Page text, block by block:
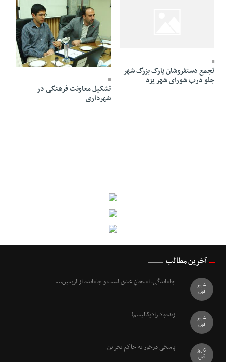
تجمع دستفروشان پارک بزرگ شهر
جلو درب شورای شهر یزد
11 Mordad 1394 - 23:56
تشکیل معاونت فرهنگی در
شهرداری
آخرین مطالب
جاماندگی، امتحانِ عشق است و جامانده از اربعین...
4 روز
قبل
زنده‌باد رادیکالیسم!
4 روز
قبل
پاسخی درخور به حاکم بحرین
6 روز
قبل